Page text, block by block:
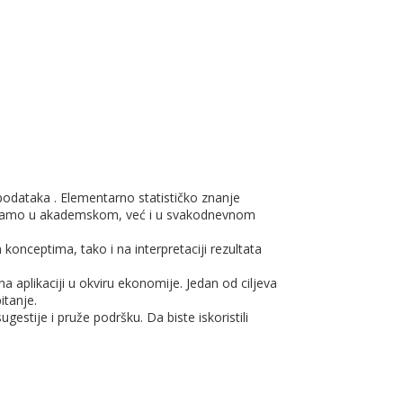
. Elementarno statističko znanje
u akademskom, već i u svakodnevnom
tako i na interpretaciji rezultata
aplikaciji u okviru ekonomije. Jedan od ciljeva
i pruže podršku. Da biste iskoristili